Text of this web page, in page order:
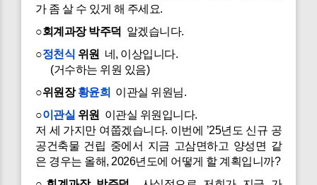
가 좀 살 수 있게 해 주세요.
○회계과장 박주덕 알겠습니다.
○정천식 위원
네, 이상입니다.
(거수하는 위원 있음)
○위원장황윤희
이관실 위원님.
○이관실 위원
이관실 위원입니다.
저 세 가지만 여쭙겠습니다. 이번에 ’25년도 신규 공
공건축물 건립 중에서 지금 고삼면하고 양성면 같
은 경우는 올해, 2026년도에 어떻게 할 계획입니까?